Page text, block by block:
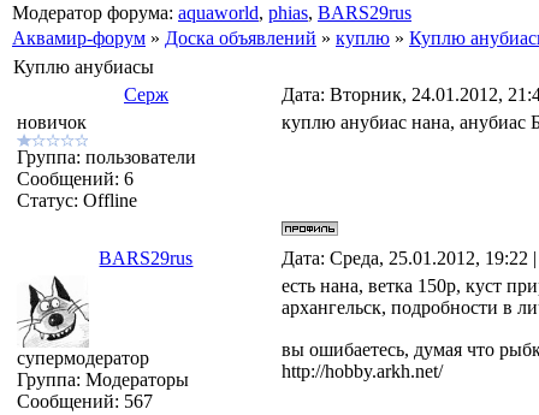
Модератор форума: aquaworld, phias, BARS29rus
Аквамир-форум » Доска объявлений » куплю » Куплю
Куплю анубиасы
Серж
Дата: Вторник, 24.01.2012,
новичок
Группа: пользователи
Сообщений: 6
Статус: Offline
куплю анубиас нана, анубиас
BARS29rus Дата: Среда, 25.01.2012,
супермодератор
Группа: Модераторы
Сообщений: 567
есть нана, ветка 150р, куст
архангельск, подробности в
вы ошибаетесь, думая что
http://hobby.arkh.net/